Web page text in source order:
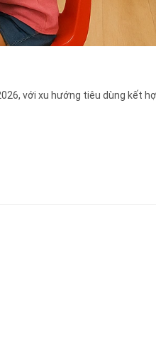
với xu hướng tiêu dùng kết